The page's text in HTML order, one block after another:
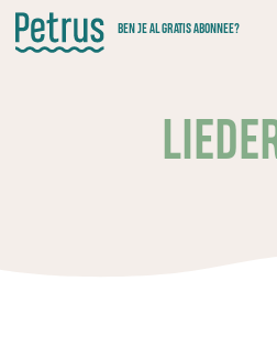
Doorgaan
naar
hoofdinhoud
BEN JE AL GRATIS ABONNEE?